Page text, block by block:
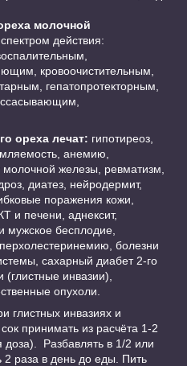
молочной
действия:
кровоочистительным,
гепатопротекторным,
ореха лечат: гипотиреоз,
анемию,
железы, ревматизм,
диатез, нейродермит,
поражения кожи,
и печени, аднексит,
бесплодие,
болезни
сахарный диабет 2-го
инвазии),
опухоли.
глистных инвазиях и
принимать из расчёта 1-2
доза). Разбавлять в 1/2 или
2 раза в день до еды. Пить